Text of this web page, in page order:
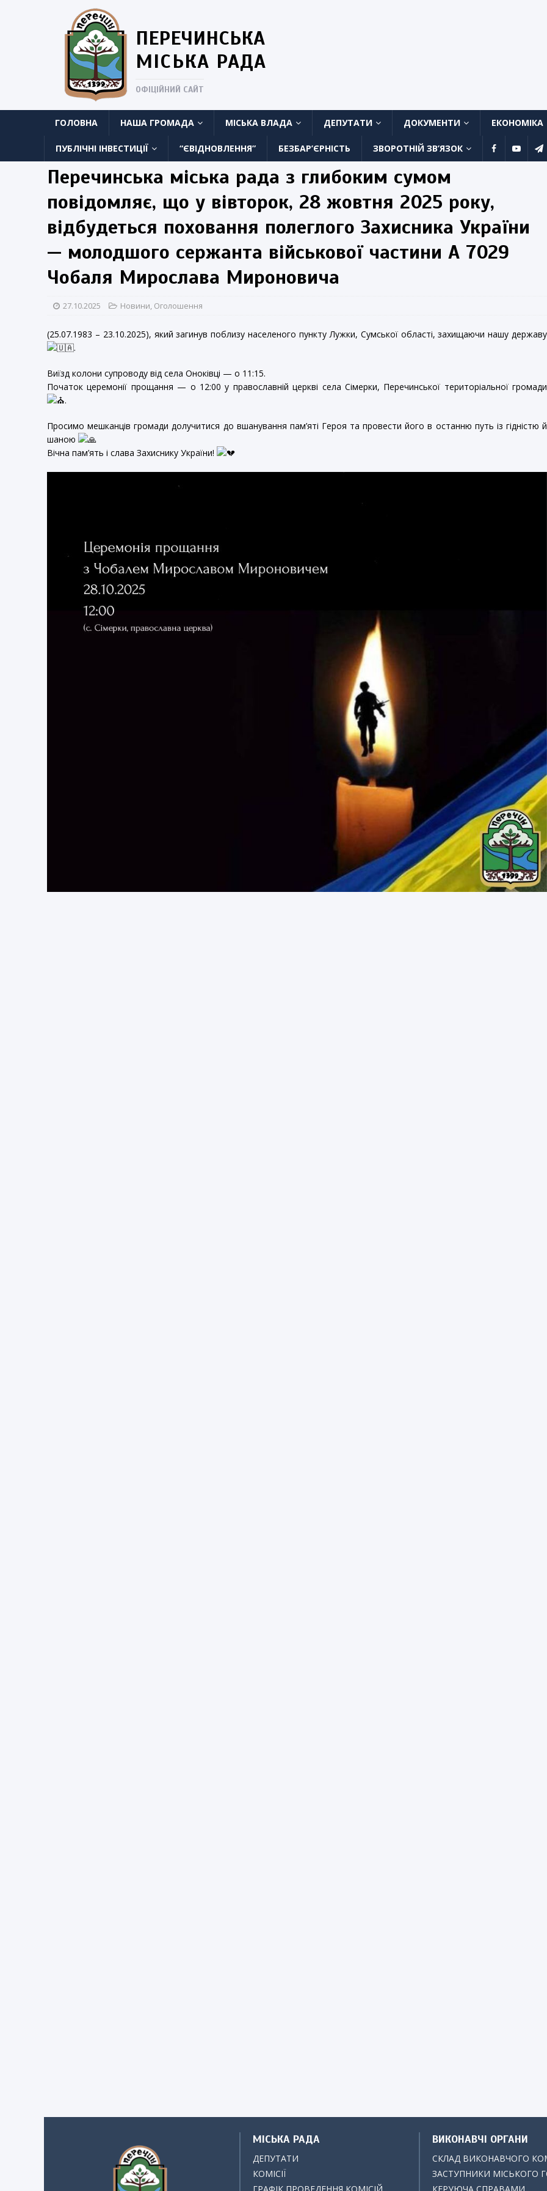
ПЕРЕЧИНСЬКА
МІСЬКА РАДА
ОФІЦІЙНИЙ САЙТ
ГОЛОВНА НАША ГРОМАДА МІСЬКА ВЛАДА ДЕПУТАТИ ДОКУМЕНТИ ЕКОНОМІКА
ПУБЛІЧНІ ІНВЕСТИЦІЇ “ЄВІДНОВЛЕННЯ” БЕЗБАР’ЄРНІСТЬ ЗВОРОТНІЙ ЗВ’ЯЗОК
Перечинська міська рада з глибоким сумом
повідомляє, що у вівторок, 28 жовтня 2025 року,
відбудеться поховання полеглого Захисника України
— молодшого сержанта військової частини А 7029
Чобаля Мирослава Мироновича
27.10.2025 Новини, Оголошення
(25.07.1983 – 23.10.2025), який загинув поблизу населеного пункту Лужки, Сумської області, захищаючи нашу державу
.
Виїзд колони супроводу від села Оноківці — о 11:15.
Початок церемонії прощання — о 12:00 у православній церкві села Сімерки, Перечинської територіальної громади
.
Просимо мешканців громади долучитися до вшанування пам’яті Героя та провести його в останню путь із гідністю й
шаною
Вічна пам’ять і слава Захиснику України!
МІСЬКА РАДА
ДЕПУТАТИ
КОМІСІЇ
ВИКОНАВЧІ ОРГАНИ
СКЛАД ВИКОНАВЧОГО
ЗАСТУПНИКИ МІСЬКОГО